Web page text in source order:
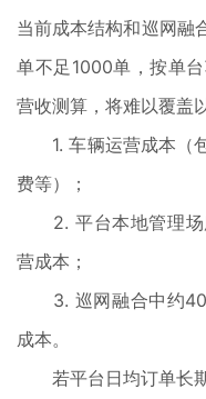
当前成本结构和巡网融
单不足1000单，按单
营收测算，将难以覆盖
1. 车辆运营成本（包
费等）；
2. 平台本地管理场
营成本；
3. 巡网融合中约
成本。
若平台日均订单长期